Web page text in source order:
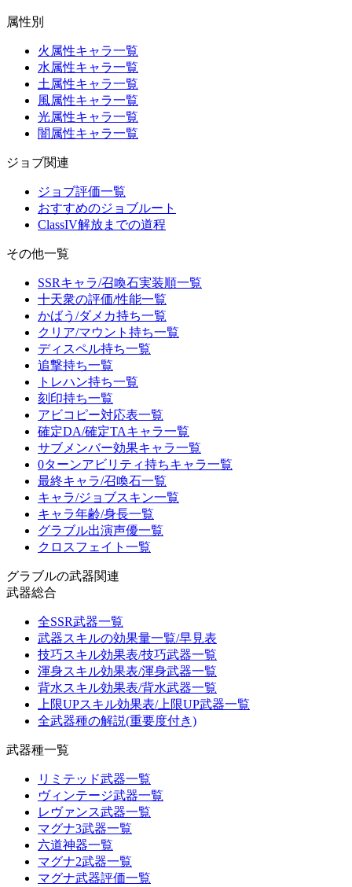
属性別
火属性キャラ一覧
水属性キャラ一覧
土属性キャラ一覧
風属性キャラ一覧
光属性キャラ一覧
闇属性キャラ一覧
ジョブ関連
ジョブ評価一覧
おすすめのジョブルート
ClassIV解放までの道程
その他一覧
SSRキャラ/召喚石実装順一覧
十天衆の評価/性能一覧
かばう/ダメカ持ち一覧
クリア/マウント持ち一覧
ディスペル持ち一覧
追撃持ち一覧
トレハン持ち一覧
刻印持ち一覧
アビコピー対応表一覧
確定DA/確定TAキャラ一覧
サブメンバー効果キャラ一覧
0ターンアビリティ持ちキャラ一覧
最終キャラ/召喚石一覧
キャラ/ジョブスキン一覧
キャラ年齢/身長一覧
グラブル出演声優一覧
クロスフェイト一覧
グラブルの武器関連
武器総合
全SSR武器一覧
武器スキルの効果量一覧/早見表
技巧スキル効果表/技巧武器一覧
渾身スキル効果表/渾身武器一覧
背水スキル効果表/背水武器一覧
上限UPスキル効果表/上限UP武器一覧
全武器種の解説(重要度付き)
武器種一覧
リミテッド武器一覧
ヴィンテージ武器一覧
レヴァンス武器一覧
マグナ3武器一覧
六道神器一覧
マグナ2武器一覧
マグナ武器評価一覧